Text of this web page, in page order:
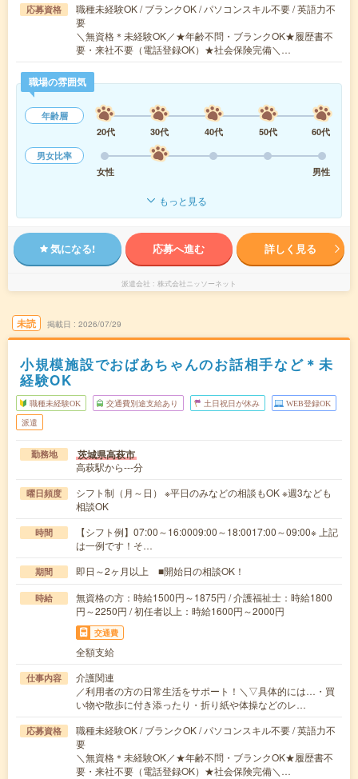
応募資格
職種未経験OK / ブランクOK / パソコンスキル不要 / 英語力不
要
＼無資格＊未経験OK／★年齢不問・ブランクOK★履歴書不
要・来社不要（電話登録OK）★社会保険完備＼…
職場の雰囲気
年齢層
20代
30代 40代 50代
60代
男女比率
女性
男性
もっと見る
気になる! 応募へ進む 詳しく見る
派遣会社 株式会社ニッソーネット
未読 掲載日 2026/07/29
小規模施設でおばあちゃんのお話相手など＊未
経験OK
職種未経験OK 交通費別途支給あり 土日祝日が休み WEB登録OK
派遣
勤務地 茨城県高萩市
高萩駅から---分
曜日頻度
シフト制（月～日） ※平日のみなどの相談もOK ※週3なども
相談OK
時間
【シフト例】07:00～16:0009:00～18:0017:00～09:00※ 上記
は一例です！そ…
期間 即日～2ヶ月以上 ■開始日の相談OK！
時給
無資格の方：時給1500円～1875円 / 介護福祉士：時給1800
円～2250円 / 初任者以上：時給1600円～2000円
交通費
全額支給
仕事内容
介護関連
／利用者の方の日常生活をサポート！＼▽具体的には…・買
い物や散歩に付き添ったり・折り紙や体操などのレ…
応募資格
職種未経験OK / ブランクOK / パソコンスキル不要 / 英語力不
要
＼無資格＊未経験OK／★年齢不問・ブランクOK★履歴書不
要・来社不要（電話登録OK）★社会保険完備＼…